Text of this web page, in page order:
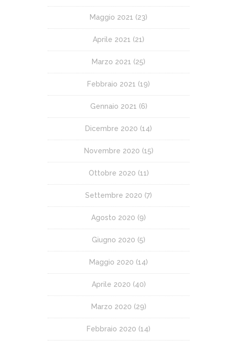
Maggio 2021 (23)
Aprile 2021 (21)
Marzo 2021 (25)
Febbraio 2021 (19)
Gennaio 2021 (6)
Dicembre 2020 (14)
Novembre 2020 (15)
Ottobre 2020 (11)
Settembre 2020 (7)
Agosto 2020 (9)
Giugno 2020 (5)
Maggio 2020 (14)
Aprile 2020 (40)
Marzo 2020 (29)
Febbraio 2020 (14)